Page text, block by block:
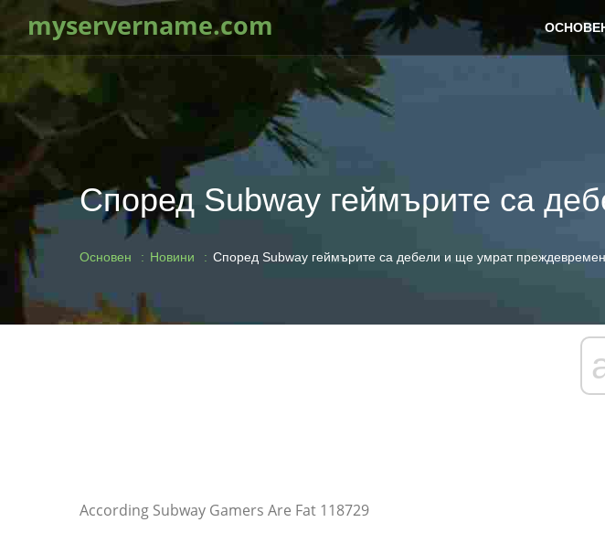
myservername.com
Според Subway геймърите са
Основен Новини Според Subway геймърите са дебели и ще умрат
According Subway Gamers Are Fat 118729